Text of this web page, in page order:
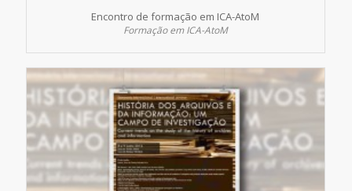
Encontro de formação em ICA-AtoM
Formação em ICA-AtoM